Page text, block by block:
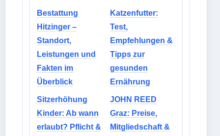
Bestattung
Hitzinger –
Standort,
Leistungen und
Fakten im
Überblick
Katzenfutter:
Test,
Empfehlungen &
Tipps zur
gesunden
Ernährung
Sitzerhöhung
Kinder: Ab wann
erlaubt? Pflicht &
JOHN REED
Graz: Preise,
Mitgliedschaft &